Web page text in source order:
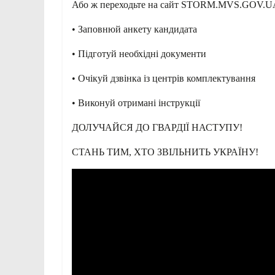
Або ж переходьте на сайт
• Заповнюй анкету кандидата
• Підготуй необхідні документи
• Очікуй дзвінка із центрів комплектування
• Виконуй отримані інструкції
ДОЛУЧАЙСЯ ДО ГВАРДІЇ НАСТУПУ!
СТАНЬ ТИМ, ХТО ЗВІЛЬНИТЬ УКРАЇНУ!